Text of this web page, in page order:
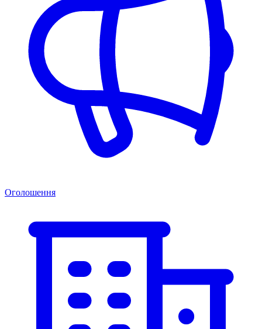
Оголошення